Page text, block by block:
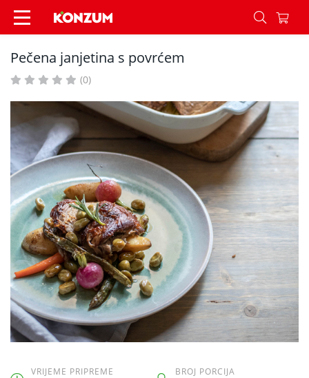
Pečena janjetina s povrćem - Recepti - Konzum
Pečena janjetina s povrćem
(0)
VRIJEME PRIPREME BROJ PORCIJA